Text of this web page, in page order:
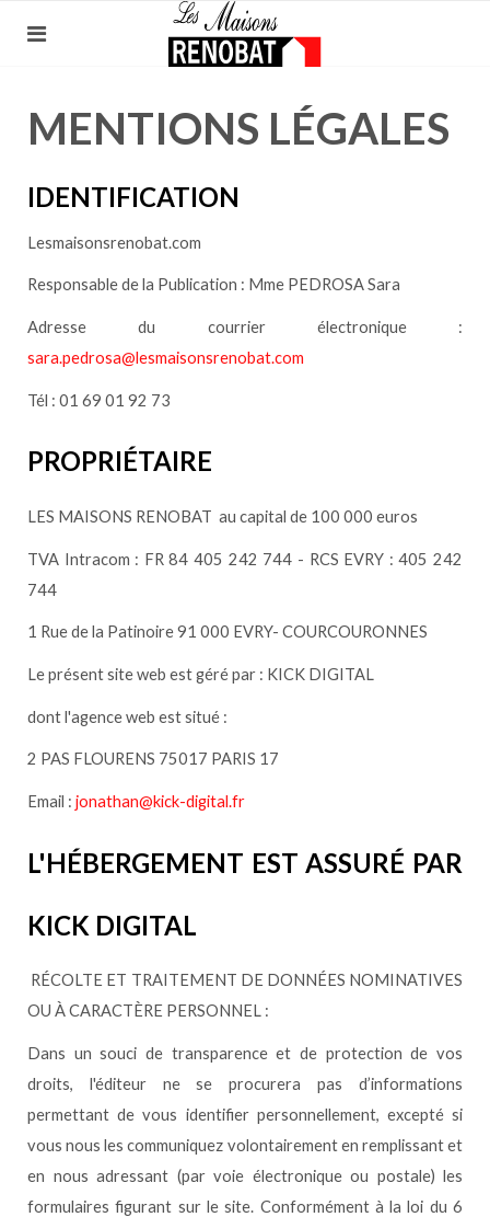
MENTIONS LÉGALES
IDENTIFICATION
Lesmaisonsrenobat.com
Responsable de la Publication : Mme PEDROSA Sara
Adresse du courrier électronique :
sara.pedrosa@lesmaisonsrenobat.com
Tél : 01 69 01 92 73
PROPRIÉTAIRE
LES MAISONS RENOBAT au capital de 100 000 euros
TVA Intracom : FR 84 405 242 744 - RCS EVRY : 405 242
744
1 Rue de la Patinoire 91 000 EVRY- COURCOURONNES
Le présent site web est géré par : KICK DIGITAL
dont l'agence web est situé :
2 PAS FLOURENS 75017 PARIS 17
Email : jonathan@kick-digital.fr
L'HÉBERGEMENT EST ASSURÉ PAR
KICK DIGITAL
RÉCOLTE ET TRAITEMENT DE DONNÉES NOMINATIVES
OU À CARACTÈRE PERSONNEL :
Dans un souci de transparence et de protection de vos
droits, l'éditeur ne se procurera pas d’informations
permettant de vous identifier personnellement, excepté si
vous nous les communiquez volontairement en remplissant et
en nous adressant (par voie électronique ou postale) les
formulaires figurant sur le site. Conformément à la loi du 6